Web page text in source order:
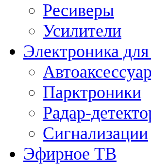
Ресиверы
Усилители
Электроника
Парктроники
Радар-
Сигнализации
Эфирное ТВ